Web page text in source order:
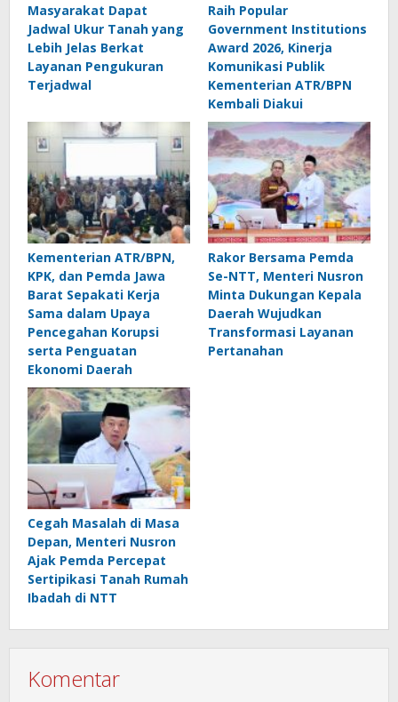
Masyarakat Dapat
Jadwal Ukur Tanah yang
Lebih Jelas Berkat
Layanan Pengukuran
Terjadwal
Raih Popular
Government Institutions
Award 2026, Kinerja
Komunikasi Publik
Kementerian ATR/BPN
Kembali Diakui
Kementerian ATR/BPN,
KPK, dan Pemda Jawa
Barat Sepakati Kerja
Sama dalam Upaya
Pencegahan Korupsi
serta Penguatan
Ekonomi Daerah
Rakor Bersama Pemda
Se-NTT, Menteri Nusron
Minta Dukungan Kepala
Daerah Wujudkan
Transformasi Layanan
Pertanahan
Cegah Masalah di Masa
Depan, Menteri Nusron
Ajak Pemda Percepat
Sertipikasi Tanah Rumah
Ibadah di NTT
Komentar